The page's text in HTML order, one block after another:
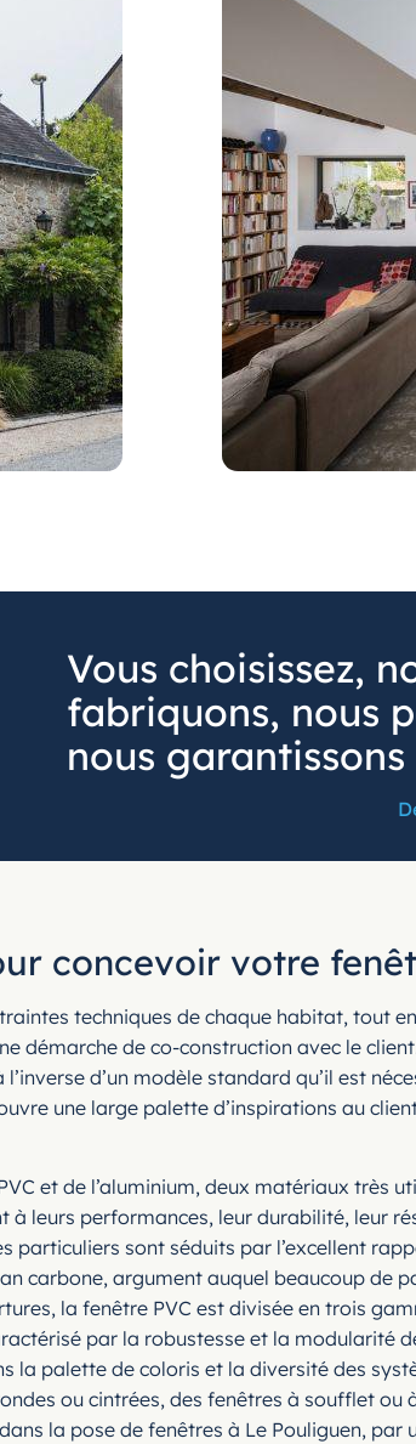
Vous choisissez,
fabriquons, nous
nous garantissons
concevoir votre
techniques de chaque habitat, tout
démarche de co-construction avec le
d’un modèle standard qu’il est
une large palette d’inspirations au
et de l’aluminium, deux matériaux très
leurs performances, leur durabilité, leur
particuliers sont séduits par l’excellent
carbone, argument auquel beaucoup de
la fenêtre PVC est divisée en trois
par la robustesse et la modularité
palette de coloris et la diversité des
ou cintrées, des fenêtres à soufflet
la pose de fenêtres à Le Pouliguen, par